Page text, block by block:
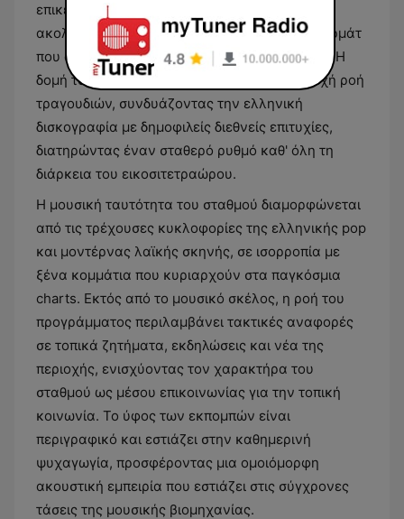
επικεντρώνεται κυρίως στη μουσική,
ακολουθώντας ένα σύγχρονο mainstream φορμάτ
που απευθύνεται σε ένα ευρύ ηλικιακό κοινό. Η
δομή του προγράμματος βασίζεται στη συνεχή ροή
τραγουδιών, συνδυάζοντας την ελληνική
δισκογραφία με δημοφιλείς διεθνείς επιτυχίες,
διατηρώντας έναν σταθερό ρυθμό καθ' όλη τη
διάρκεια του εικοσιτετραώρου.
Η μουσική ταυτότητα του σταθμού διαμορφώνεται
από τις τρέχουσες κυκλοφορίες της ελληνικής pop
και μοντέρνας λαϊκής σκηνής, σε ισορροπία με
ξένα κομμάτια που κυριαρχούν στα παγκόσμια
charts. Εκτός από το μουσικό σκέλος, η ροή του
προγράμματος περιλαμβάνει τακτικές αναφορές
σε τοπικά ζητήματα, εκδηλώσεις και νέα της
περιοχής, ενισχύοντας τον χαρακτήρα του
σταθμού ως μέσου επικοινωνίας για την τοπική
κοινωνία. Το ύφος των εκπομπών είναι
περιγραφικό και εστιάζει στην καθημερινή
ψυχαγωγία, προσφέροντας μια ομοιόμορφη
ακουστική εμπειρία που εστιάζει στις σύγχρονες
τάσεις της μουσικής βιομηχανίας.